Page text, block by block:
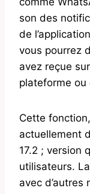
son des
de
vous pourrez
avez reçue
plateforme ou
Cette
actuellement
17.2 ; version
utilisateurs.
avec